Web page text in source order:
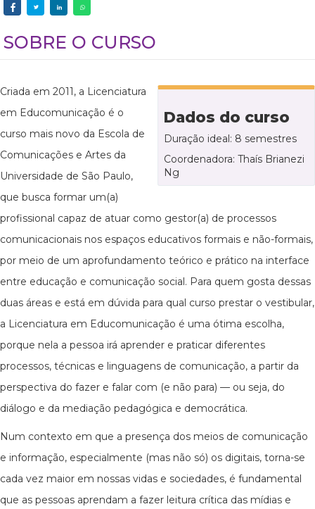
SOBRE O CURSO
Dados do curso
Duração ideal: 8 semestres
Coordenadora: Thaís Brianezi
Ng
Criada em 2011, a Licenciatura
em Educomunicação é o
curso mais novo da Escola de
Comunicações e Artes da
Universidade de São Paulo,
que busca formar um(a)
profissional capaz de atuar como gestor(a) de processos
comunicacionais nos espaços educativos formais e não-formais,
por meio de um aprofundamento teórico e prático na interface
entre educação e comunicação social. Para quem gosta dessas
duas áreas e está em dúvida para qual curso prestar o vestibular,
a Licenciatura em Educomunicação é uma ótima escolha,
porque nela a pessoa irá aprender e praticar diferentes
processos, técnicas e linguagens de comunicação, a partir da
perspectiva do fazer e falar com (e não para) — ou seja, do
diálogo e da mediação pedagógica e democrática.
Num contexto em que a presença dos meios de comunicação
e informação, especialmente (mas não só) os digitais, torna-se
cada vez maior em nossas vidas e sociedades, é fundamental
que as pessoas aprendam a fazer leitura crítica das mídias e